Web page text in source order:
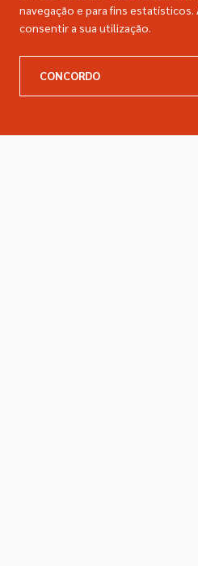
Catálogo
navegação e para fins
consentir a sua utilização.
CONCORDO